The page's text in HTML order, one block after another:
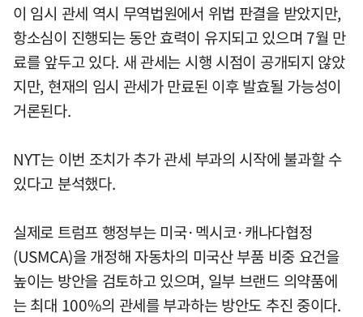
이 임시 관세 역시 무역법원에서 위법 판결을 받았지만,
항소심이 진행되는 동안 효력이 유지되고 있으며 7월 만
료를 앞두고 있다. 새 관세는 시행 시점이 공개되지 않았
지만, 현재의 임시 관세가 만료된 이후 발효될 가능성이
거론된다.
NYT는 이번 조치가 추가 관세 부과의 시작에 불과할 수
있다고 분석했다.
실제로 트럼프 행정부는 미국·멕시코·캐나다협정
(USMCA)을 개정해 자동차의 미국산 부품 비중 요건을
높이는 방안을 검토하고 있으며, 일부 브랜드 의약품에
는 최대 100%의 관세를 부과하는 방안도 추진 중이다.